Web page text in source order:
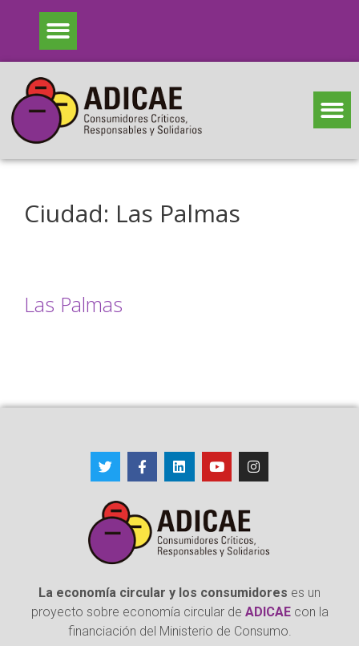
Ciudad: Las Palmas
Las Palmas
La economía circular y los consumidores es un
proyecto sobre economía circular de ADICAEcon la
financiación del Ministerio de Consumo.